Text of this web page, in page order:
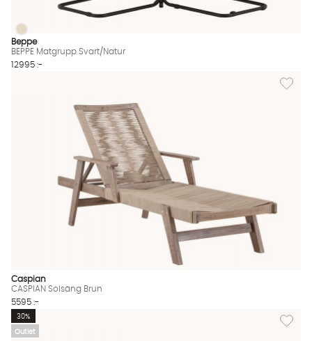
BEPPE Matgrupp Svart/Natur Finns även i dessa färger:
BEPPE Matgrupp Svart/Natur
Beppe
BEPPE Matgrupp Svart/Natur
12995 :-
Lägg
Caspian
CASPIAN Solsäng Brun
5595 :-
Outlet
Lägg
30%